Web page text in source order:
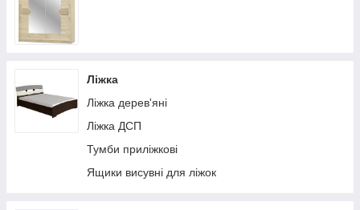
Ліжка
Ліжка дерев'яні
Ліжка ДСП
Тумби приліжкові
Ящики висувні для ліжок